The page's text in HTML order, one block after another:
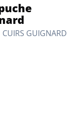
CUIRS GUIGNARD